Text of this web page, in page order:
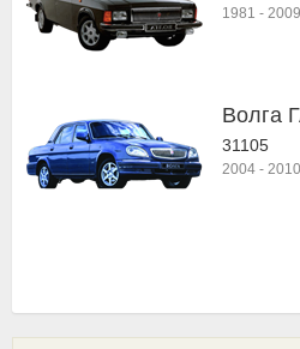
1981 - 2009
Волга
31105
2004 - 2010